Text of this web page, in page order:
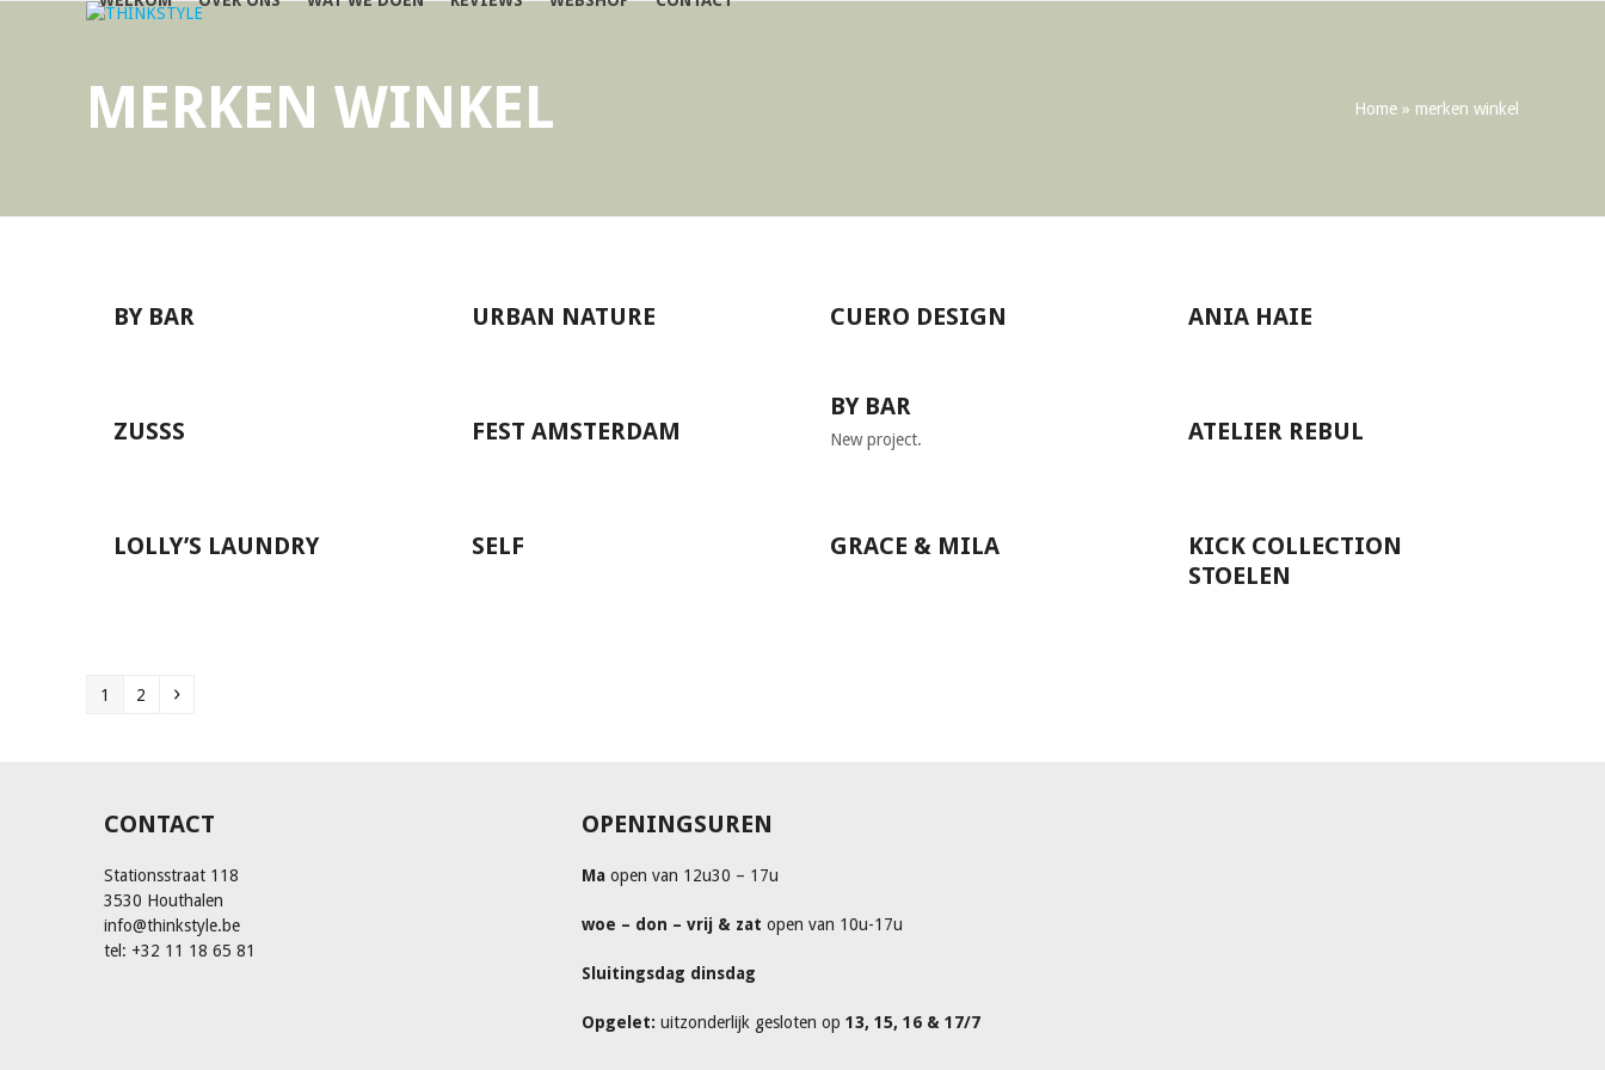
MERKEN WINKEL Home » merken winkel
BY BAR URBAN NATURE CUERO DESIGN ANIA HAIE
ZUSSS FEST AMSTERDAM
BY BAR
New project. ATELIER REBUL
LOLLY’S LAUNDRY SELF GRACE & MILA
KICK COLLECTION
STOELEN
Page
1
Page
2
Next
CONTACT
Stationsstraat 118
3530 Houthalen
info@thinkstyle.be
tel: +32 11 18 65 81
OPENINGSUREN
Ma open van 12u30 – 17u
woe – don – vrij & zat open van 10u-17u
Sluitingsdag dinsdag
Opgelet: uitzonderlijk gesloten op 13, 15, 16 & 17/7